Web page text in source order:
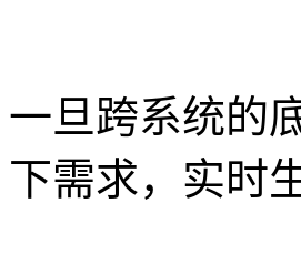
一旦跨系统的
下需求，实时